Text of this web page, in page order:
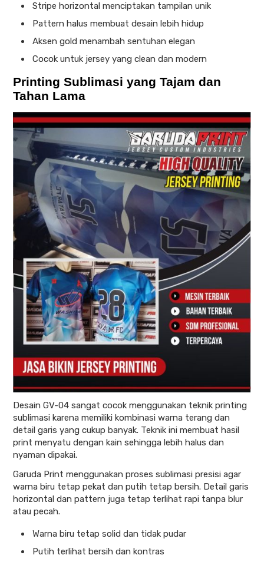
Stripe horizontal menciptakan tampilan unik
Pattern halus membuat desain lebih hidup
Aksen gold menambah sentuhan elegan
Cocok untuk jersey yang clean dan modern
Printing Sublimasi yang Tajam dan
Tahan Lama
Desain GV-04 sangat cocok menggunakan teknik printing
sublimasi karena memiliki kombinasi warna terang dan
detail garis yang cukup banyak. Teknik ini membuat hasil
print menyatu dengan kain sehingga lebih halus dan
nyaman dipakai.
Garuda Print menggunakan proses sublimasi presisi agar
warna biru tetap pekat dan putih tetap bersih. Detail garis
horizontal dan pattern juga tetap terlihat rapi tanpa blur
atau pecah.
Warna biru tetap solid dan tidak pudar
Putih terlihat bersih dan kontras